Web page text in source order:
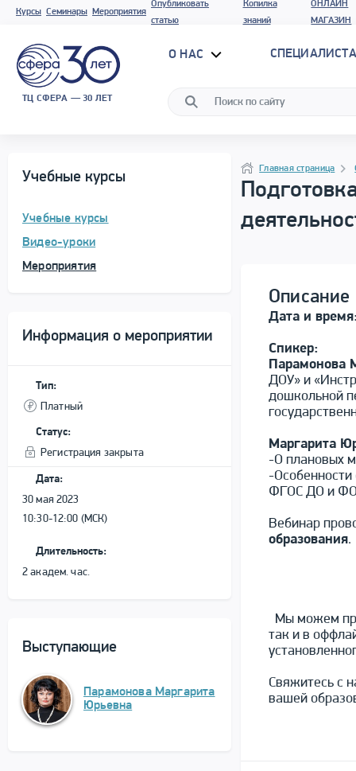
Курсы Семинары Мероприятия
Опубликовать
статью
Копилка
знаний
ОНЛАЙН
МАГАЗИН
ТЦ СФЕРА — 30 ЛЕТ
О НАС
Учебные курсы
Учебные курсы
Видео-уроки
Мероприятия
Информация о мероприятии
Тип:
Платный
Статус:
Регистрация закрыта
Дата:
30 мая 2023
10:30-12:00 (МСК)
Длительность:
2 академ. час.
Выступающие
Парамонова Маргарита
Юрьевна
НавигацияГлавная страница
Описание
Дата и
Спикер:
Парамонова
ДОУ» и
дошкольной
Маргарита
-О плановых
-Особенности
ФГОС ДО и
Вебинар
образования.
Мы можем
так и в
Свяжитесь с
вашей